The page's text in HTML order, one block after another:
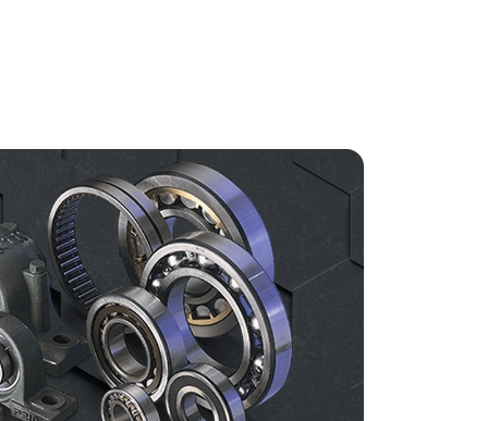
kính vị trí vòng dừng tối thiểu
68,5
mm